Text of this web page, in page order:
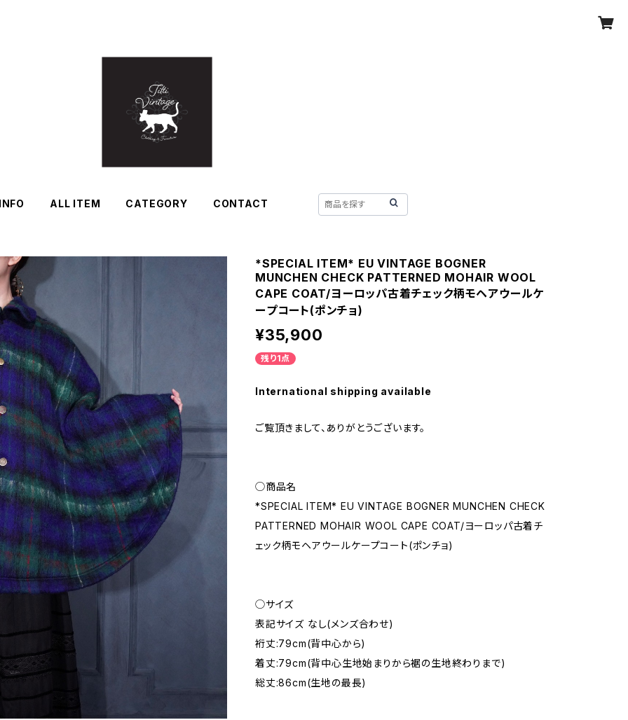
ALL ITEM CATEGORY CONTACT
*SPECIAL ITEM* EU VINTAGE BOGNER
MUNCHEN CHECK PATTERNED MOHAIR WOOL
CAPE COAT/ヨーロッパ古着チェック柄モヘアウールケ
ープコート(ポンチョ)
¥35,900
残り1点
International shipping available
ご覧頂きまして、ありがとうございます。
◯商品名
*SPECIAL ITEM* EU VINTAGE BOGNER MUNCHEN CHECK
PATTERNED MOHAIR WOOL CAPE COAT/ヨーロッパ古着チ
ェック柄モヘアウールケープコート(ポンチョ)
◯サイズ
表記サイズ なし(メンズ合わせ)
裄丈:79cm(背中心から)
着丈:79cm(背中心生地始まりから裾の生地終わりまで)
総丈:86cm(生地の最長)